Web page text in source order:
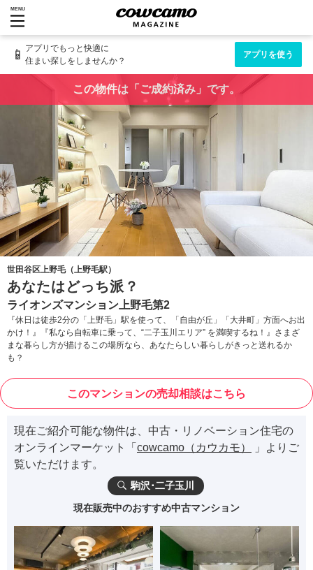
MENU
📱 アプリでもっと快適に
住まい探しをしませんか？
アプリを使う
この物件は「ご成約済み」です。
世田谷区上野毛（上野毛駅）
あなたはどっち派？
ライオンズマンション上野毛第2
『休日は徒歩2分の「上野毛」駅を使って、「自由が丘」「大井町」方面へお出
かけ！』『私なら自転車に乗って、“二子玉川エリア” を満喫するね！』さまざ
まな暮らし方が描けるこの場所なら、あなたらしい暮らしがきっと送れるか
も？
このマンションの売却相談はこちら
現在ご紹介可能な物件は、中古・リノベーション住宅の
オンラインマーケット「 cowcamo（カウカモ）
」よりご
覧いただけます。
駒沢･二子玉川
現在販売中のおすすめ中古マンション